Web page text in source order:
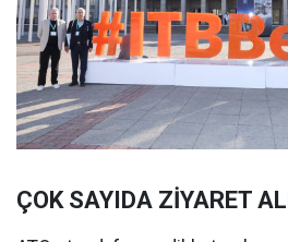
ÇOK SAYIDA ZİYARET